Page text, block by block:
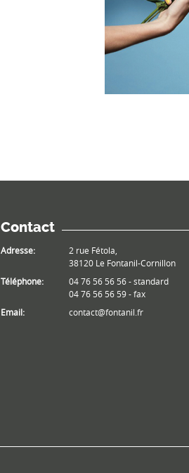
Contact
Adresse:
2 rue Fétola,
38120 Le Fontanil-Cornillon
Téléphone:
04 76 56 56 56 - standard
04 76 56 56 59 - fax
Email:
contact@fontanil.fr